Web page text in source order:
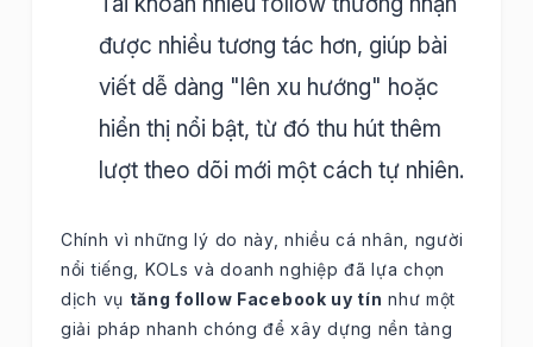
được nhiều tương tác hơn, giúp bài
viết dễ dàng "lên xu hướng" hoặc
hiển thị nổi bật, từ đó thu hút thêm
lượt theo dõi mới một cách tự nhiên.
Chính vì những lý do này, nhiều cá nhân, người
nổi tiếng, KOLs và doanh nghiệp đã lựa chọn
dịch vụ tăng follow Facebook uy tín như một
giải pháp nhanh chóng để xây dựng nền tảng